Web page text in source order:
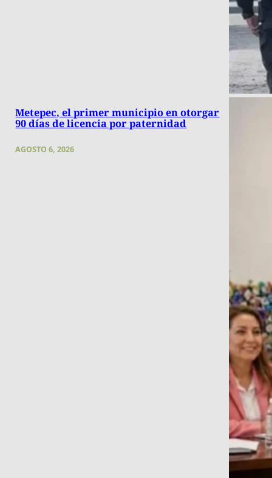
Metepec, el primer municipio en otorgar
90 días de licencia por paternidad
AGOSTO 6, 2026